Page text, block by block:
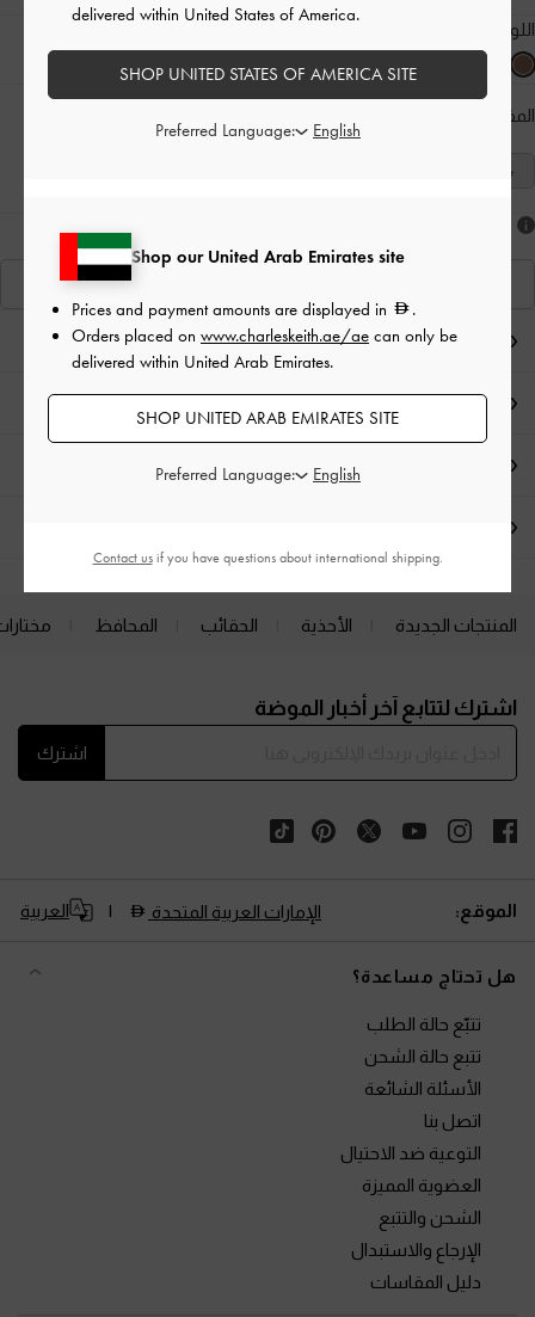
اللون:
المقاس:
35
ملاحظات المحرر
تفاصيل المنتج وتعليمات العناية
المنتجات الجديدة الأحذية الحقائب المحافظ
اشترك لتتابع آخر أخبار الموضة
اشترك
الموقع: الإمارات العربية المتحدة العربية
هل تحتاج مساعدة؟
تتبّع حالة الطلب
تتبع حالة الشحن
الأسئلة الشائعة
اتصل بنا
التوعية ضد الاحتيال
العضوية المميزة
الشحن والتتبع
الإرجاع والاستبدال
دليل المقاسات
Shop our United Arab Emirates site
Prices and payment amounts are displayed in
.
Orders placed on www.charleskeith.ae/ae can only be
delivered within United Arab Emirates.
SHOP UNITED ARAB EMIRATES SITE
Preferred Language:
delivered within United States of America.
SHOP UNITED STATES OF AMERICA SITE
Preferred Language:
Contact usif you have questions about international shipping.